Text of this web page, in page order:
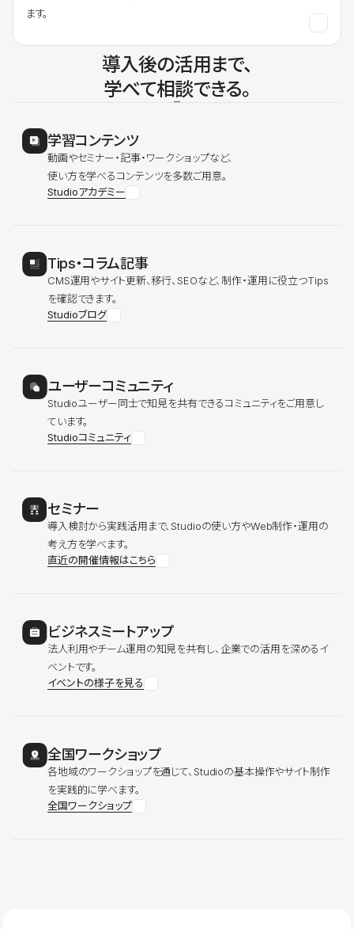
ます。
導入後の活用まで、
学べて相談できる。
学習コンテンツ
動画やセミナー・記事・ワークショップなど、
使い方を学べるコンテンツを多数ご用意。
Studioアカデミー
Tips・コラム記事
CMS運用やサイト更新、移行、SEOなど、制作・運用に役立つTips
を確認できます。
Studioブログ
ユーザーコミュニティ
Studioユーザー同士で知見を共有できるコミュニティをご用意し
ています。
Studioコミュニティ
セミナー
導入検討から実践活用まで、Studioの使い方やWeb制作・運用の
考え方を学べます。
直近の開催情報はこちら
ビジネスミートアップ
法人利用やチーム運用の知見を共有し、企業での活用を深めるイ
ベントです。
イベントの様子を見る
全国ワークショップ
各地域のワークショップを通じて、Studioの基本操作やサイト制作
を実践的に学べます。
全国ワークショップ